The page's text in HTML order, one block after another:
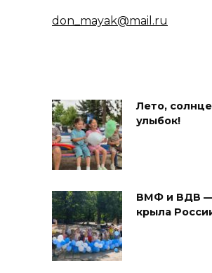
don_mayak@mail.ru
Лето,
улыбок!
ВМФ и ВДВ
крыла